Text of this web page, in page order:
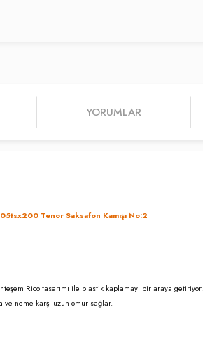
YORUMLAR
Tenor Saksafon Kamışı No:2
Rico tasarımı ile plastik kaplamayı bir araya getiriyor.
ve neme karşı uzun ömür sağlar.